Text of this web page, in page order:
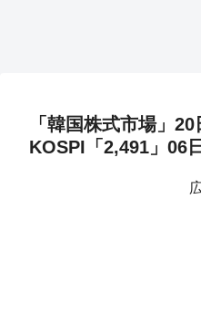
「韓国株式市場」20
KOSPI「2,491」